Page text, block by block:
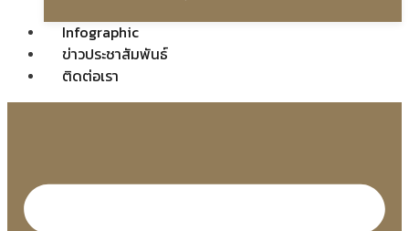
Infographic
ข่าวประชาสัมพันธ์
ติดต่อเรา